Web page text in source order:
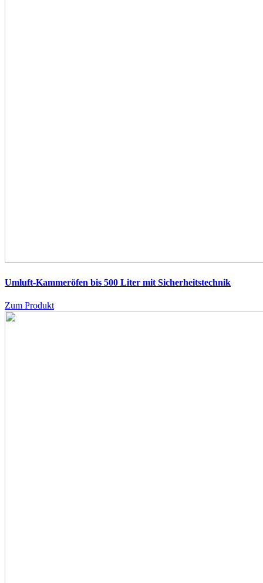
Umluft-Kammeröfen bis 500 Liter mit Sicherheitstechnik
Zum Produkt